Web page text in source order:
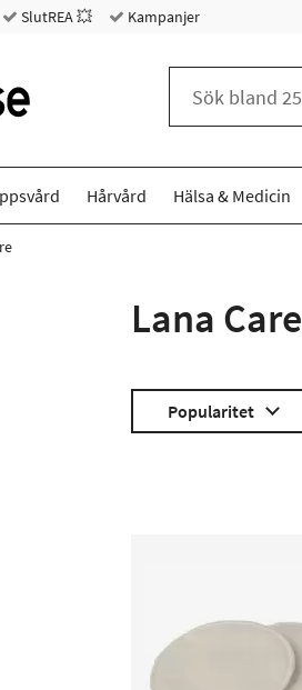
SlutREA 💥 Kampanjer
Hårvård Hälsa & Medicin
Lana Care
Popularitet